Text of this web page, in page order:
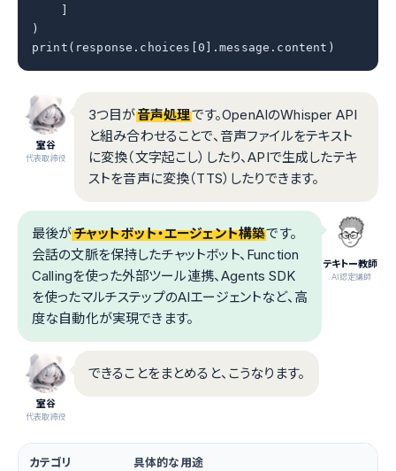
)
print(response.choices[0].message.content)
室谷
代表取締役
3つ目が音声処理です。OpenAIのWhisper API
と組み合わせることで、音声ファイルをテキスト
に変換（文字起こし）したり、APIで生成したテキ
ストを音声に変換（TTS）したりできます。
テキトー教師
.AI認定講師
最後がチャットボット・エージェント構築です。
会話の文脈を保持したチャットボット、Function
Callingを使った外部ツール連携、Agents SDK
を使ったマルチステップのAIエージェントなど、高
度な自動化が実現できます。
室谷
代表取締役
できることをまとめると、こうなります。
カテゴリ 具体的な用途